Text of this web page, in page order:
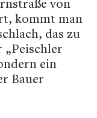
von
kommt man
das zu
ein
Bauer